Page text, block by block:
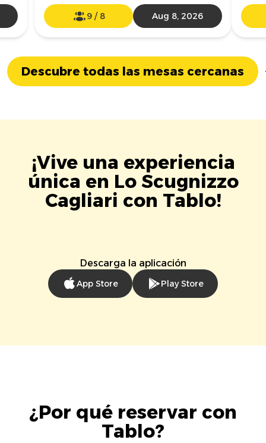
9/ 8 Aug 8, 2026
Descubre todas las mesas cercanas
¡Vive una experiencia
única en Lo Scugnizzo
Cagliari con Tablo!
Descarga la aplicación
App Store Play Store
¿Por qué reservar con
Tablo?